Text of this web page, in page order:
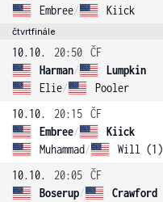
Embree/ Kiick
čtvrtfinále
10.10. 20:50 ČF
Harman/
Lumpkin
Elie/ Pooler
10.10.
20:15 ČF
Embree/
Kiick
Muhammad/ Will (1)
10.10.
20:05 ČF
Boserup/
Crawford